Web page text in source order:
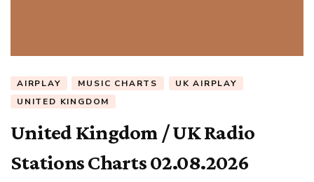
AIRPLAY MUSIC CHARTS
UK AIRPLAY
UNITED KINGDOM
United Kingdom / UK Radio
Stations Charts 02.08.2026